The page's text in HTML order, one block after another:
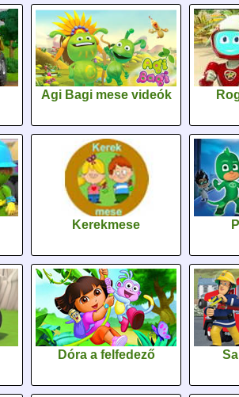
Agi Bagi mese videók
Kerekmese
Dóra a felfedező